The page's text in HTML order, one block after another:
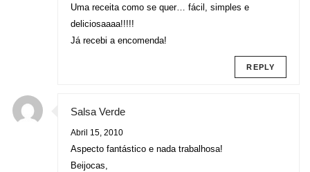
Uma receita como se quer… fácil, simples e
deliciosaaaa!!!!!
Já recebi a encomenda!
REPLY
Salsa Verde
Abril 15, 2010
Aspecto fantástico e nada trabalhosa!
Beijocas,